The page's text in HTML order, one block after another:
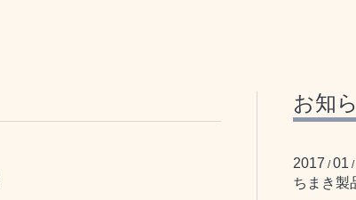
お知
2017 /01 /
ちまき製